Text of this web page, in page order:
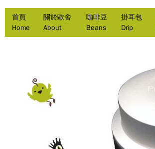
首頁
Home
關於歐舍
About
咖啡豆
Beans
掛耳包
Drip